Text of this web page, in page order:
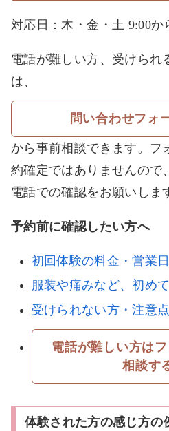
対応日：木・金・土 9:00か
電話が難しい方、受けられ
は、
問い合わせフォ
から事前相談できます。フ
約確定ではありませんので
電話での確認をお願いしま
予約前に確認したい方へ
初回体験の料金・営業
服装や痛みなど、初め
受けられない方・注意
電話が難しい方は
相談す
体験された方の感じ方の